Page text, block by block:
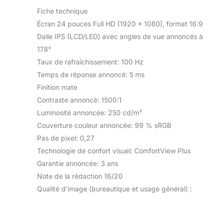
Fiche technique
Écran 24 pouces Full HD (1920 x 1080), format 16:9
Dalle IPS (LCD/LED) avec angles de vue annoncés à
178°
Taux de rafraîchissement: 100 Hz
Temps de réponse annoncé: 5 ms
Finition mate
Contraste annoncé: 1500:1
Luminosité annoncée: 250 cd/m²
Couverture couleur annoncée: 99 % sRGB
Pas de pixel: 0,27
Technologie de confort visuel: ComfortView Plus
Garantie annoncée: 3 ans
Note de la rédaction 16/20
Qualité d’image (bureautique et usage général) :